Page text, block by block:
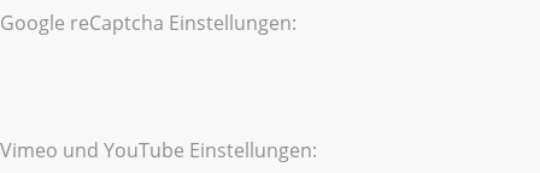
Google reCaptcha Einstellungen:
Vimeo und YouTube Einstellungen: